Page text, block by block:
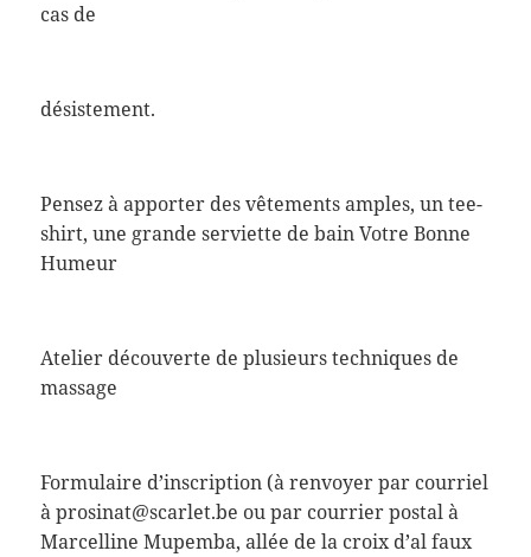
cas de
désistement.
Pensez à apporter des vêtements amples, un tee-
shirt, une grande serviette de bain Votre Bonne
Humeur
Atelier découverte de plusieurs techniques de
massage
Formulaire d’inscription (à renvoyer par courriel
à prosinat@scarlet.be ou par courrier postal à
Marcelline Mupemba, allée de la croix d’al faux